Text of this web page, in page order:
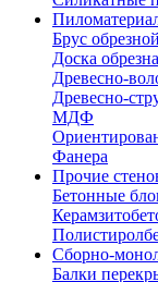
Брус обрезной
Доска
Древесно-
Древесно-
МДФ
Фанера
Прочие
Бетонные
Сборно-
Балки